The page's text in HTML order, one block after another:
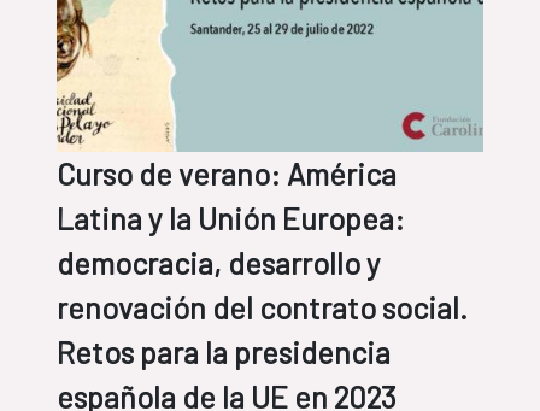
Curso de verano: América
Latina y la Unión Europea:
democracia, desarrollo y
renovación del contrato social.
Retos para la presidencia
española de la UE en 2023